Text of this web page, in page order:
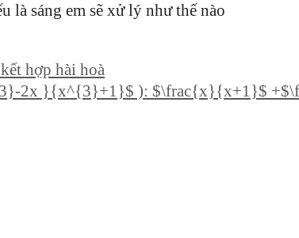
là sáng em sẽ xử lý như thế nào
hợp hài hoà
2x }{x^{3}+1}$ ): $\frac{x}{x+1}$